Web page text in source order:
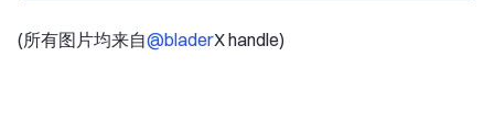
(所有图片均来自@bladerX handle)